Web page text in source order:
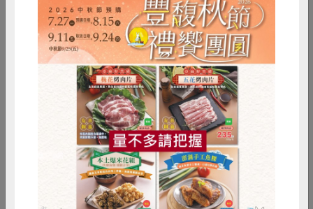
2012-07-01 生活提案 支持本土農糧
你拔的是稗草 還是稻草？
「稻草和稗草怎麼分辨？你拔的是稗草還是稻
RPET 食譜 減硝酸鹽
雞蛋 食安 共同購買